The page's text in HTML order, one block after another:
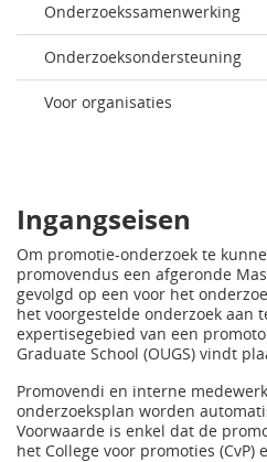
Onderzoekssamenwerking
Onderzoeksondersteuning
Voor organisaties
Ingangseisen
Om promotie-onderzoek te
promovendus een afgeronde
gevolgd op een voor het
het voorgestelde onderzoek aan
expertisegebied van een
Graduate School (OUGS) vindt
Promovendi en interne
onderzoeksplan worden
Voorwaarde is enkel dat de
het College voor promoties (CvP)